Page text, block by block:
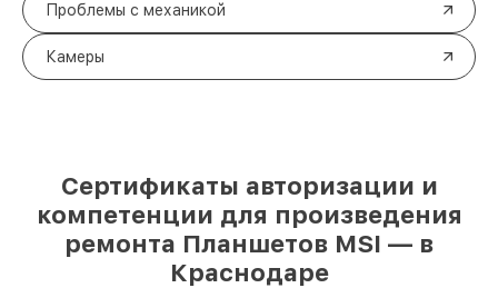
Проблемы с механикой
Камеры
Сертификаты авторизации и
компетенции для произведения
ремонта Планшетов MSI — в
Краснодаре